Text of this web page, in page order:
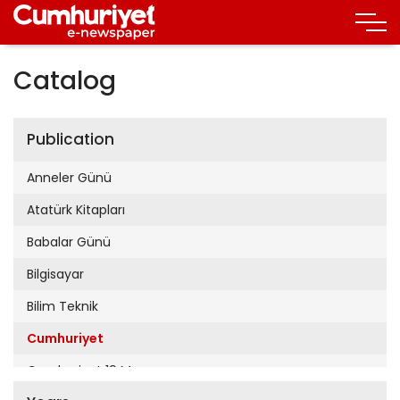
Catalog
Publication
Anneler Günü
Atatürk Kitapları
Babalar Günü
Bilgisayar
Bilim Teknik
Cumhuriyet
Cumhuriyet 19 Mayıs